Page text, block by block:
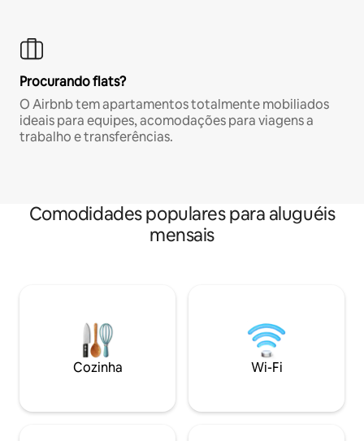
Procurando flats?
O Airbnb tem apartamentos totalmente mobiliados
ideais para equipes, acomodações para viagens a
trabalho e transferências.
Comodidades populares para aluguéis
mensais
Cozinha Wi-Fi